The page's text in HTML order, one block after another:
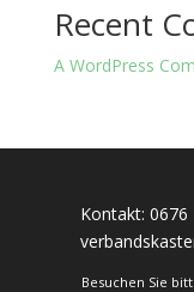
Recent
A WordPress
Kontakt: 0676
Besuchen Sie